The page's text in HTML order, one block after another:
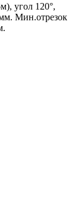
угол 120°,
Мин.отрезок